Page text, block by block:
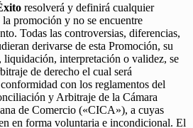
resolverá y definirá cualquier
promoción y no se encuentre
Todas las controversias, diferencias,
derivarse de esta Promoción, su
interpretación o validez, se
de derecho el cual será
con los reglamentos del
y Arbitraje de la Cámara
de Comercio («CICA»), a cuyas
en forma voluntaria e incondicional. El